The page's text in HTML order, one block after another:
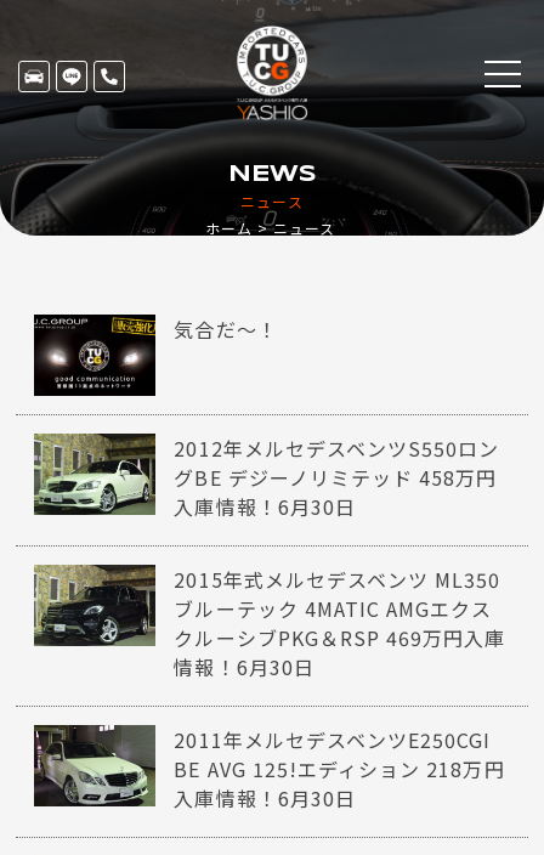
ニュース
NEWS
ホーム ニュース
気合だ～！
2012年メルセデスベンツS550ロン
グBE デジーノリミテッド 458万円
入庫情報！6月30日
2015年式メルセデスベンツ ML350
ブルーテック 4MATIC AMGエクス
クルーシブPKG＆RSP 469万円入庫
情報！6月30日
2011年メルセデスベンツE250CGI
BE AVG 125!エディション 218万円
入庫情報！6月30日